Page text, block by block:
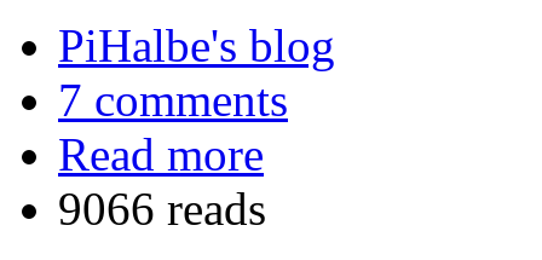
PiHalbe's blog
7 comments
Read more
9066 reads